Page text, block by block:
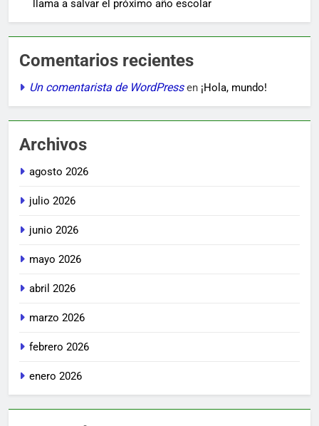
llama a salvar el próximo año escolar
Comentarios recientes
Un comentarista de WordPressen ¡Hola, mundo!
Archivos
agosto 2026
julio 2026
junio 2026
mayo 2026
abril 2026
marzo 2026
febrero 2026
enero 2026